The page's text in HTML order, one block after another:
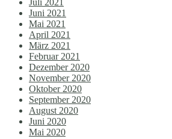
Juli 2021
Juni 2021
Mai 2021
April 2021
März 2021
Februar 2021
Dezember 2020
November 2020
Oktober 2020
September 2020
August 2020
Juni 2020
Mai 2020